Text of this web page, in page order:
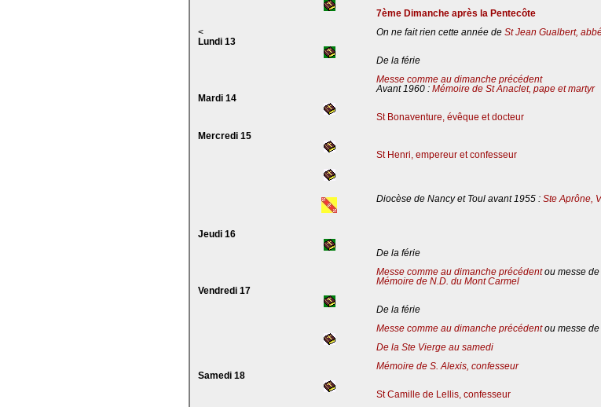
7ème Dimanche après la Pentecôte
<
On ne fait rien cette année de St Jean Gualbert,
Lundi 13
De la férie
Messe comme au dimanche précédent
Avant 1960 : Mémoire de St Anaclet, pape et martyr
Mardi 14
St Bonaventure, évêque et docteur
Mercredi 15
St Henri, empereur et confesseur
Diocèse de Nancy et Toul avant 1955 : Ste Aprône,
Jeudi 16
De la férie
Messe comme au dimanche précédentou messe
Mémoire de N.D. du Mont Carmel
Vendredi 17
De la férie
Messe comme au dimanche précédentou messe
De la Ste Vierge au samedi
Mémoire de S. Alexis, confesseur
Samedi 18
St Camille de Lellis, confesseur